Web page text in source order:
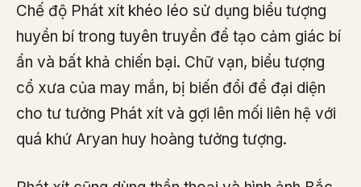
Chế độ Phát xít khéo léo sử dụng biểu tượng
huyền bí trong tuyên truyền để tạo cảm giác bí
ẩn và bất khả chiến bại. Chữ vạn, biểu tượng
cổ xưa của may mắn, bị biến đổi để đại diện
cho tư tưởng Phát xít và gợi lên mối liên hệ với
quá khứ Aryan huy hoàng tưởng tượng.